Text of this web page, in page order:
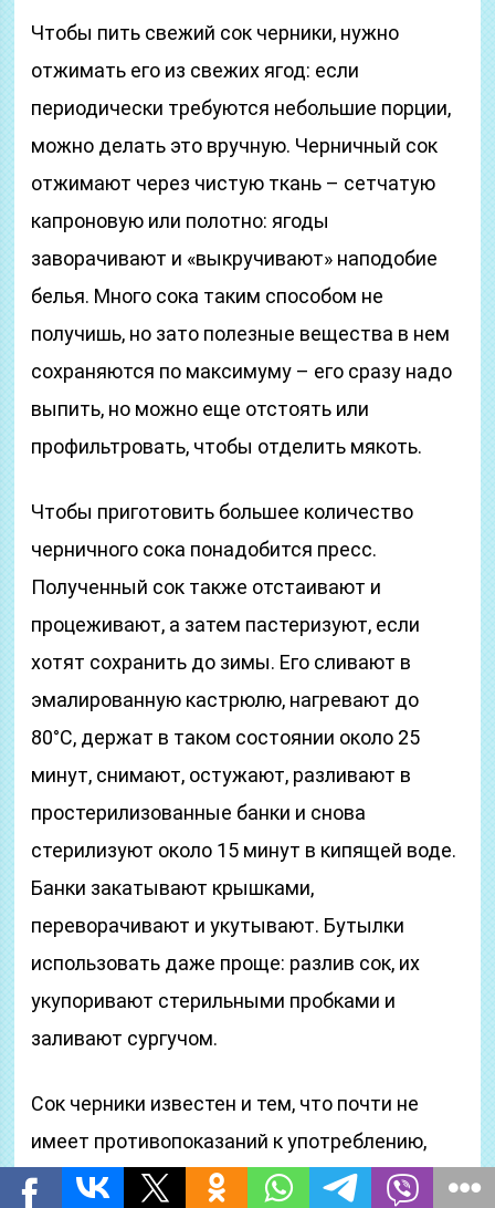
Чтобы пить свежий сок черники, нужно
отжимать его из свежих ягод: если
периодически требуются небольшие порции,
можно делать это вручную. Черничный сок
отжимают через чистую ткань – сетчатую
капроновую или полотно: ягоды
заворачивают и «выкручивают» наподобие
белья. Много сока таким способом не
получишь, но зато полезные вещества в нем
сохраняются по максимуму – его сразу надо
выпить, но можно еще отстоять или
профильтровать, чтобы отделить мякоть.
Чтобы приготовить большее количество
черничного сока понадобится пресс.
Полученный сок также отстаивают и
процеживают, а затем пастеризуют, если
хотят сохранить до зимы. Его сливают в
эмалированную кастрюлю, нагревают до
80°C, держат в таком состоянии около 25
минут, снимают, остужают, разливают в
простерилизованные банки и снова
стерилизуют около 15 минут в кипящей воде.
Банки закатывают крышками,
переворачивают и укутывают. Бутылки
использовать даже проще: разлив сок, их
укупоривают стерильными пробками и
заливают сургучом.
Сок черники известен и тем, что почти не
имеет противопоказаний к употреблению,
поэтому его можно пить беременным